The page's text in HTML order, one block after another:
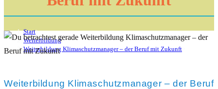
Start>
Weiterbildung>
Weiterbildung Klimaschutzmanager – der Beruf mit Zukunft
Weiterbildung Klimaschutzmanager – der Beruf